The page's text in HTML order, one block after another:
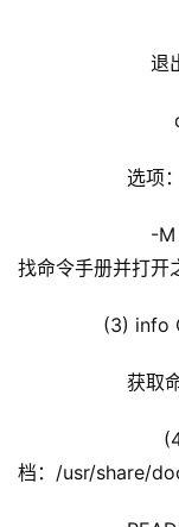
N: 与查
退出
q:
选项：
-M /
找命令手册并打开
(3) info
获取命令
(4) 很
档：/usr/share/